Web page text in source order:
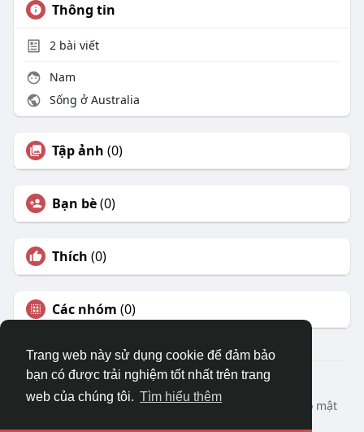
Trang web này sử dụng cookie để đảm bảo
bạn có được trải nghiệm tốt nhất trên trang
web của chúng tôi. Tìm hiểu thêm
Thông tin
2bài viết
Nam
Sống ở Australia
Tập ảnh (0)
Bạn bè(0)
Thích (0)
Các nhóm (0)
© 2026 DRVIET.COM
Nhà
Bao Quát Liên hệ chúng tôi
Chính sách bảo mật